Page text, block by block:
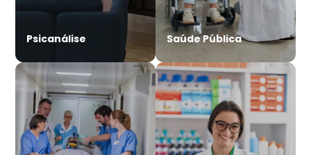
Psicanálise Saúde Pública